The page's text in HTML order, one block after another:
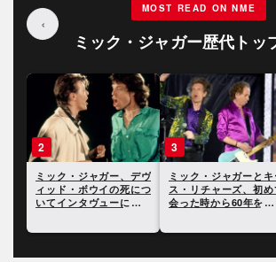
‹
MOST READ ON NME
ミック・ジャガー歴代トッ
3
ミック・ジャガーとキー
ス・リチャーズ、初めて
会った時から60年を迎え
4
ローリング・ストーン
のミック・ジャガー、
イド・パーク公演を亡